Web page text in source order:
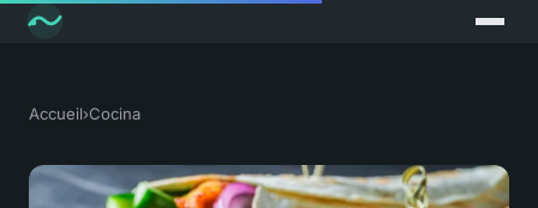
Accueil›Cocina